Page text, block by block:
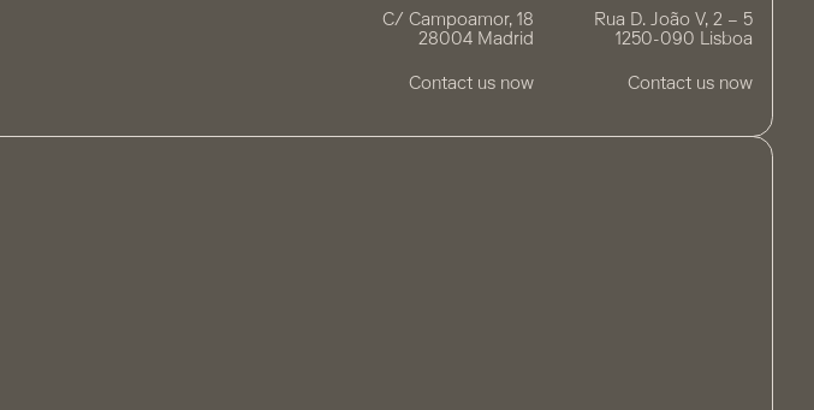
C/ Campoamor, 18
28004 Madrid
Contact us now
Rua D. João V, 2 – 5
1250-090 Lisboa
Contact us now